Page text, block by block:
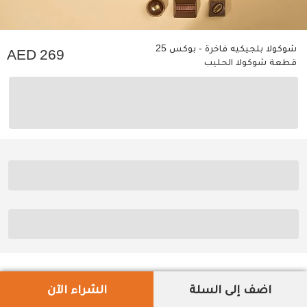
شوكولا بلجيكيه فاخرة - بوكس 25
قطعة شوكولا الحليب
269
اضف إلى السلة الشراء الآن